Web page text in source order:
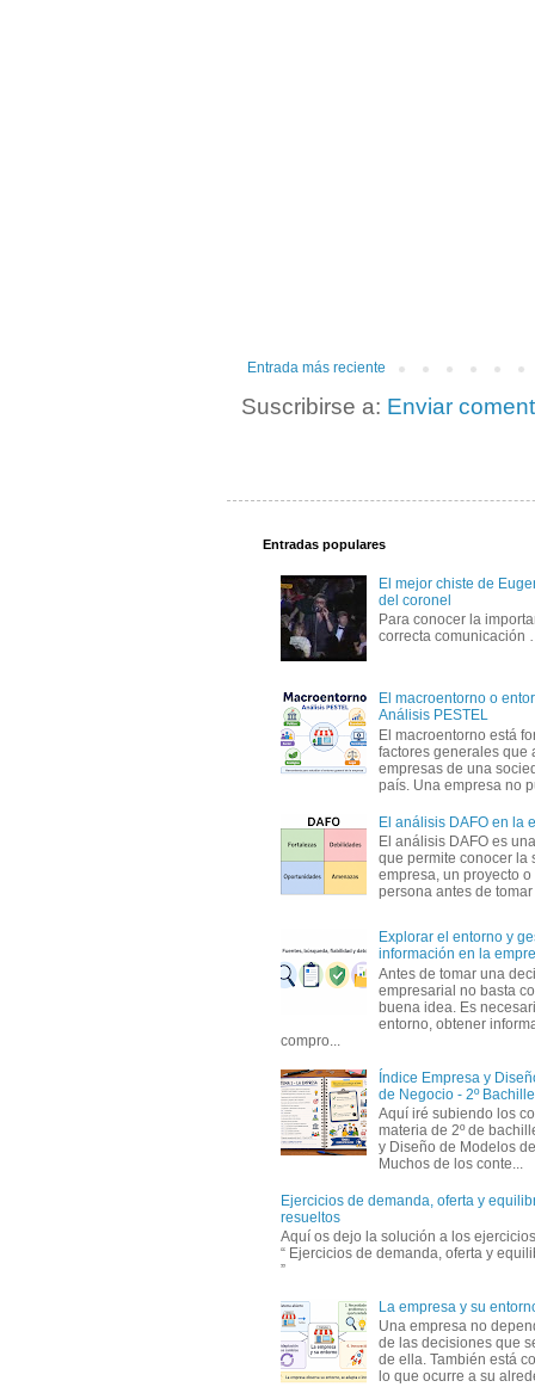
Entrada más reciente
Suscribirse a: Enviar
Entradas populares
El mejor chiste de
del coronel
Para conocer la
correcta
El macroentorno o
Análisis PESTEL
El macroentorno está
factores generales que
empresas de una
país. Una empresa no
El análisis DAFO en la
El análisis DAFO es
que permite conocer la
empresa, un proyecto
persona antes de
Explorar el entorno y
información en la
Antes de tomar una
empresarial no basta
buena idea. Es
entorno, obtener
compro...
Índice Empresa y
de Negocio - 2º
Aquí iré subiendo los
materia de 2º de
y Diseño de Modelos
Muchos de los conte...
Ejercicios de demanda, oferta y
resueltos
Aquí os dejo la solución a los
“ Ejercicios de demanda, oferta y
”
La empresa y su
Una empresa no
de las decisiones que
de ella. También está
lo que ocurre a su